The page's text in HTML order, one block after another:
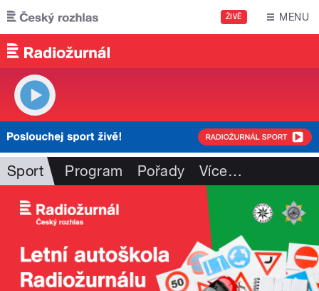
Přejít k hlavnímu obsahu
ŽIVĚ MENU
Sport Program Pořady Více…